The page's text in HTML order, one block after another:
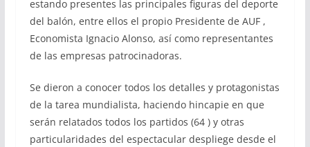
estando presentes las principales figuras del deporte
del balón, entre ellos el propio Presidente de AUF ,
Economista Ignacio Alonso, así como representantes
de las empresas patrocinadoras.
Se dieron a conocer todos los detalles y protagonistas
de la tarea mundialista, haciendo hincapie en que
serán relatados todos los partidos (64 ) y otras
particularidades del espectacular despliege desde el